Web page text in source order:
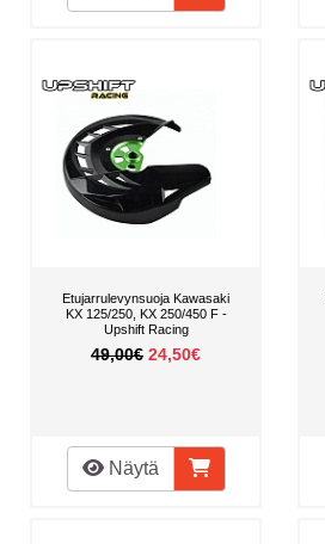
Etujarrulevynsuoja Kawasaki
KX 125/250, KX 250/450 F -
Upshift Racing
49,00€ 24,50€
Näytä